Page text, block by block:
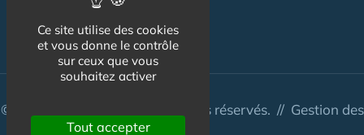
NOS AUTRES SITES :
© CapCampus 2026 - Tous droits réservés. // Gestion des
Ce site utilise des cookies
et vous donne le contrôle
sur ceux que vous
souhaitez activer
Tout accepter